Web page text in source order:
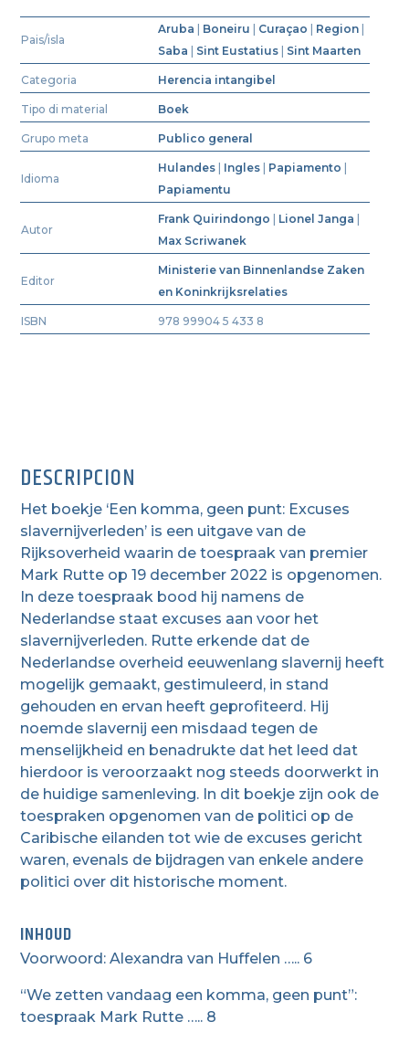
Pais/isla
Aruba Boneiru Curaçao Region
Saba
Sint Eustatius Sint Maarten
Categoria Herencia intangibel
Tipo di material Boek
Grupo meta Publico general
Idioma
Hulandes Ingles Papiamento
Papiamentu
Autor
Frank Quirindongo Lionel Janga
Max Scriwanek
Editor
Ministerie van Binnenlandse Zaken
en Koninkrijksrelaties
ISBN 978 99904 5 433 8
DESCRIPCION
Het boekje ‘Een komma, geen punt: Excuses
slavernijverleden’ is een uitgave van de
Rijksoverheid waarin de toespraak van premier
Mark Rutte op 19 december 2022 is opgenomen.
In deze toespraak bood hij namens de
Nederlandse staat excuses aan voor het
slavernijverleden. Rutte erkende dat de
Nederlandse overheid eeuwenlang slavernij heeft
mogelijk gemaakt, gestimuleerd, in stand
gehouden en ervan heeft geprofiteerd. Hij
noemde slavernij een misdaad tegen de
menselijkheid en benadrukte dat het leed dat
hierdoor is veroorzaakt nog steeds doorwerkt in
de huidige samenleving. In dit boekje zijn ook de
toespraken opgenomen van de politici op de
Caribische eilanden tot wie de excuses gericht
waren, evenals de bijdragen van enkele andere
politici over dit historische moment.
INHOUD
Voorwoord: Alexandra van Huffelen ….. 6
“We zetten vandaag een komma, geen punt”:
toespraak Mark Rutte ….. 8